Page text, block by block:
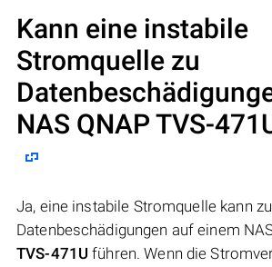
Kann eine instabile
Stromquelle zu
NAS QNAP TVS-
Ja, eine instabile Stromquelle kann zu
Datenbeschädigungen auf einem
TVS-471U führen. Wenn die